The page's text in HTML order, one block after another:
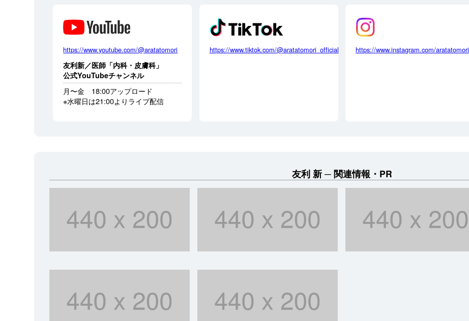
https://www.youtube.com/@aratatomori
友利新／医師「内科・皮膚科」
公式YouTubeチャンネル
月〜金 18:00アップロード
※水曜日は21:00よりライブ配信
https://www.tiktok.com/@aratatomori_official https://www.instagram.com/aratatomori
友利 新 関連情報・PR